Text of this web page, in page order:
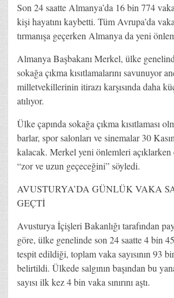
Son 24 saatte Almanya’da 16 bin 774
kişi hayatını kaybetti. Tüm Avrupa’da vaka
tırmanışa geçerken Almanya da yeni
Almanya Başbakanı Merkel, ülke
sokağa çıkma kısıtlamalarını savunuyor
milletvekillerinin itirazı karşısında daha
atılıyor.
Ülke çapında sokağa çıkma kısıtlaması
barlar, spor salonları ve sinemalar 30
kalacak. Merkel yeni önlemleri açıklarken
“zor ve uzun geçeceğini” söyledi.
AVUSTURYA’DA GÜNLÜK VAKA
GEÇTİ
Avusturya İçişleri Bakanlığı tarafından
göre, ülke genelinde son 24 saatte 4 bin
tespit edildiği, toplam vaka sayısının 93
belirtildi. Ülkede salgının başından bu
sayısı ilk kez 4 bin vaka sınırını aştı.